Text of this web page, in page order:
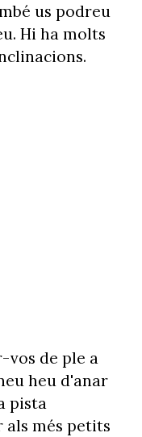
us podreu
Hi ha molts
vos de ple a
heu d'anar
pista
als més petits